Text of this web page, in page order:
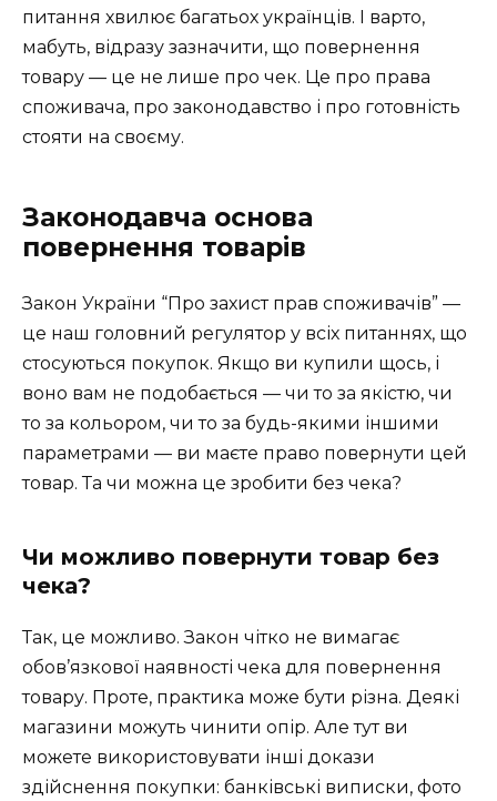
питання хвилює багатьох українців. І варто,
мабуть, відразу зазначити, що повернення
товару — це не лише про чек. Це про права
споживача, про законодавство і про готовність
стояти на своєму.
Законодавча основа
повернення товарів
Закон України “Про захист прав споживачів” —
це наш головний регулятор у всіх питаннях, що
стосуються покупок. Якщо ви купили щось, і
воно вам не подобається — чи то за якістю, чи
то за кольором, чи то за будь-якими іншими
параметрами — ви маєте право повернути цей
товар. Та чи можна це зробити без чека?
Чи можливо повернути товар без
чека?
Так, це можливо. Закон чітко не вимагає
обов’язкової наявності чека для повернення
товару. Проте, практика може бути різна. Деякі
магазини можуть чинити опір. Але тут ви
можете використовувати інші докази
здійснення покупки: банківські виписки, фото